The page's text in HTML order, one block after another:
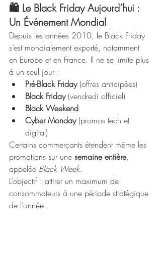
🛍️ Le Black Friday Aujourd’hui :
Un Événement Mondial
Depuis les années 2010, le Black Friday
s’est mondialement exporté, notamment
en Europe et en France. Il ne se limite plus
à un seul jour :
Pré-Black Friday (offres anticipées)
Black Friday (vendredi officiel)
Black Weekend
Cyber Monday (promos tech et
digital)
Certains commerçants étendent même les
promotions sur une semaine entière,
appelée Black Week.
L’objectif : attirer un maximum de
consommateurs à une période stratégique
de l’année.